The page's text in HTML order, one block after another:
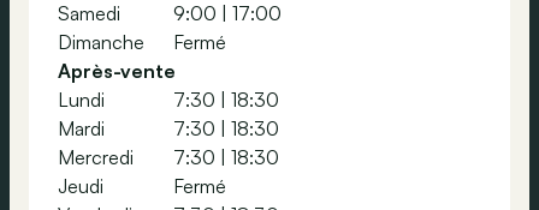
Samedi
9:00
17:00
Dimanche
Fermé
Après-vente
Lundi
7:30
18:30
Mardi
7:30
18:30
Mercredi
7:30
18:30
Jeudi
Fermé